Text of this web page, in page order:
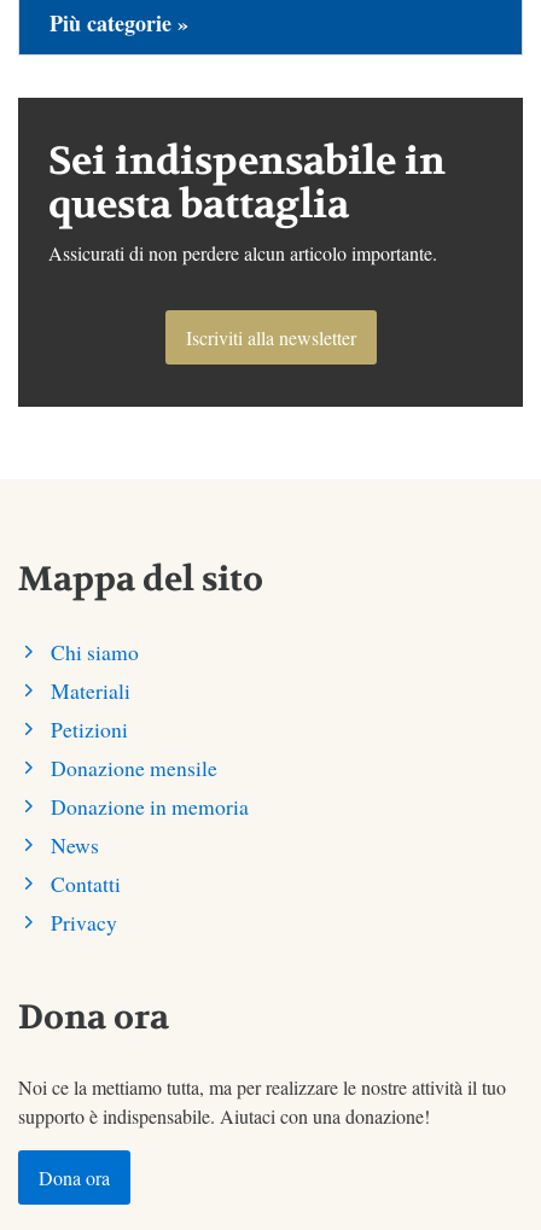
Più categorie »
Sei indispensabile in
questa battaglia
Assicurati di non perdere alcun articolo importante.
Iscriviti alla newsletter
Mappa del sito
Chi siamo
Materiali
Petizioni
Donazione mensile
Donazione in memoria
News
Contatti
Privacy
Dona ora
Noi ce la mettiamo tutta, ma per realizzare le nostre attività il tuo
supporto è indispensabile. Aiutaci con una donazione!
Dona ora